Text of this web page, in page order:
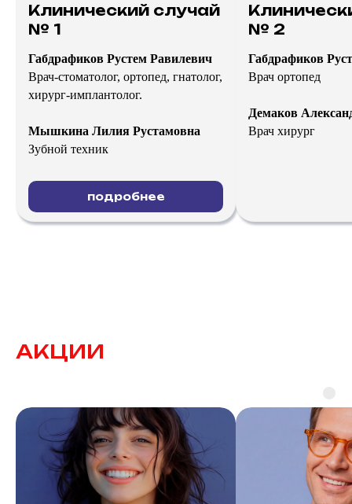
Клинический случай
№ 1
Габдрафиков Рустем Равилевич
Врач-стоматолог, ортопед, гнатолог,
хирург-имплантолог.
Мышкина Лилия Рустамовна
Зубной техник
подробнее
№ 2
Габдрафиков
Врач ортопед
Демаков
Врач хирург
АКЦИИ